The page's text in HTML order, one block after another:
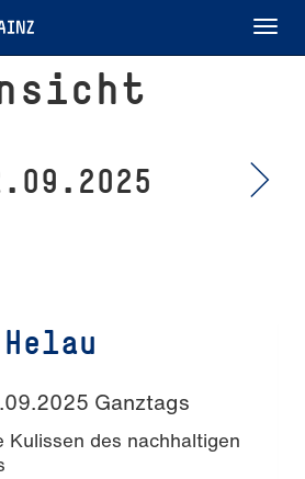
Ganztags
Kulissen des nachhaltigen